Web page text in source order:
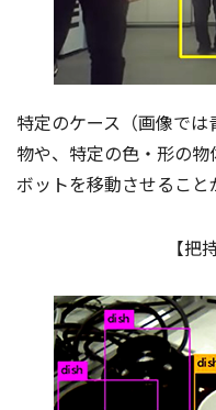
特定のケース（画像で
物や、特定の色・形の
ボットを移動させること
【把